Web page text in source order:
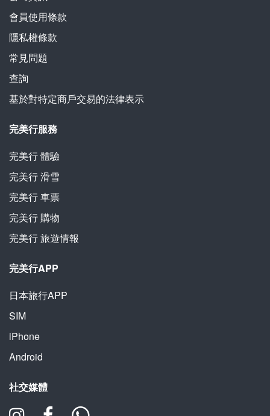
會員使用條款
隱私權條款
常見問題
查詢
基於對特定商戶交易的法律表示
完美行服務
完美行體驗
完美行滑雪
完美行車票
完美行購物
完美行旅遊情報
完美行APP
日本旅行APP
SIM
iPhone
Android
社交媒體